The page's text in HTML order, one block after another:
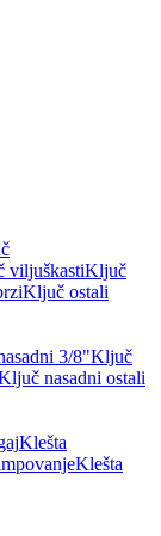
viljuškastiKljuč
Ključ ostali
3/8"Ključ
nasadni ostali
Klešta
Klešta